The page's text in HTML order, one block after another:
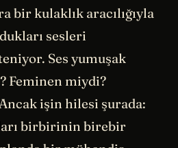
bir kulaklık aracılığıyla
sesleri
Ses yumuşak
Feminen miydi?
işin hilesi şurada:
birbirinin birebir